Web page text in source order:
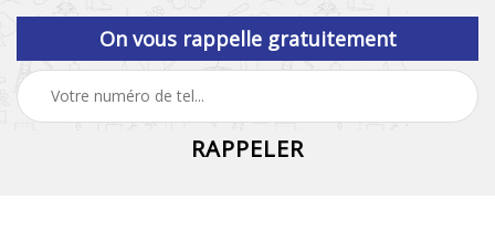
On vous rappelle gratuitement